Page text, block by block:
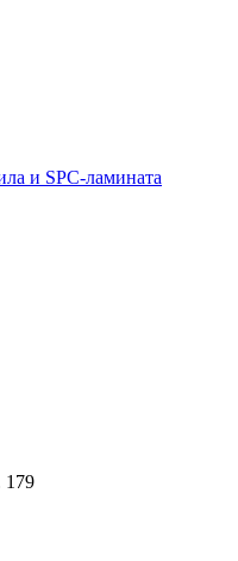
и SPC-ламината
179